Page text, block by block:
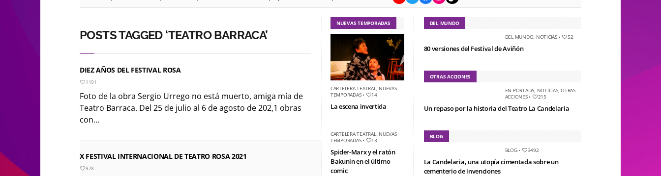
POSTS TAGGED ‘TEATRO BARRACA’
DIEZ AÑOS DEL FESTIVAL ROSA
1191
Foto de la obra Sergio Urrego no está muerto, amiga mía de
Teatro Barraca. Del 25 de julio al 6 de agosto de 202,1 obras
con...
X FESTIVAL INTERNACIONAL DE TEATRO ROSA 2021
978
NUEVAS TEMPORADAS
CARTELERA TEATRAL, NUEVAS
TEMPORADAS• 14
La escena invertida
CARTELERA TEATRAL, NUEVAS
TEMPORADAS• 13
Spider-Marx y el ratón
Bakunin en el último
comic
DEL MUNDO
DEL MUNDO, NOTICIAS• 52
80 versiones del Festival de Aviñón
OTRAS ACCIONES
EN PORTADA, NOTICIAS,OTRAS
ACCIONES• 215
Un repaso por la historia del Teatro La Candelaria
BLOG
BLOG• 3492
La Candelaria, una utopía cimentada sobre un
cementerio de invenciones